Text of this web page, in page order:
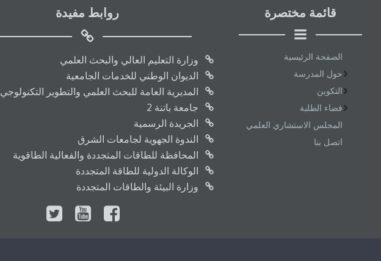
قائمة مختصرة
الصفحة الرئيسية
حول المدرسة
التكوين
فضاء الطلبة
المجلس الاستشاري العلمي
اتصل بنا
روابط مفيدة
وزارة التعليم العالي والبحث العلمي
الديوان الوطني للخدمات الجامعية
المديرية العامة للبحث العلمي والتطوير التكنولوجي
جامعة باتنة 2
الجريدة الرسمية
الندوة الجهوية لجامعات الشرق
المحافظة للطاقات المتجددة والفعالية الطاقوية
الوكالة الدولية للطاقة المتجددة
وزارة البيئة والطاقات المتجددة